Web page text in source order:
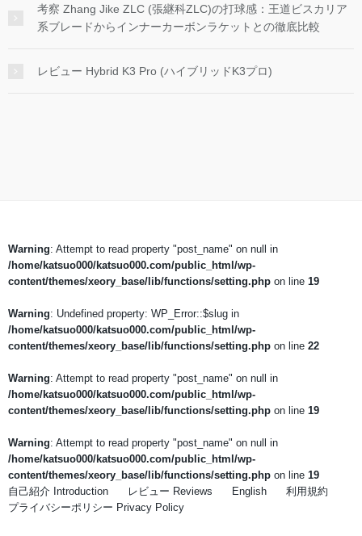
考察 Zhang Jike ZLC (張継科ZLC)の打球感：王道ビスカリア
系ブレードからインナーカーボンラケットとの徹底比較
レビュー Hybrid K3 Pro (ハイブリッドK3プロ)
Warning: Attempt to read property "post_name" on null in
/home/katsuo000/katsuo000.com/public_html/wp-
content/themes/xeory_base/lib/functions/setting.php on line 19
Warning: Undefined property: WP_Error::$slug in
/home/katsuo000/katsuo000.com/public_html/wp-
content/themes/xeory_base/lib/functions/setting.php on line 22
Warning: Attempt to read property "post_name" on null in
/home/katsuo000/katsuo000.com/public_html/wp-
content/themes/xeory_base/lib/functions/setting.php on line 19
Warning: Attempt to read property "post_name" on null in
/home/katsuo000/katsuo000.com/public_html/wp-
content/themes/xeory_base/lib/functions/setting.php on line 19
自己紹介 Introduction
レビュー Reviews English
利用規約
プライバシーポリシー Privacy Policy